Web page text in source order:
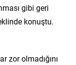
gibi geri
konuştu.
zor olmadığını